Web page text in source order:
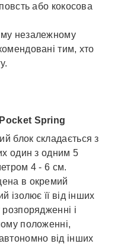
або кокосова
незалежному
тим, хто
Spring
блок складається з
один з одним 5
4 - 6 см.
в окремий
ізолює її від інших
і
положенні,
від інших